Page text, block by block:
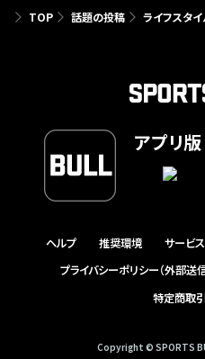
TOP 話題の投稿 ライフスタ
アプリ版
ヘルプ 推奨環境 サービ
プライバシーポリシー（外部送
特定商取
Copyright © SPORTS